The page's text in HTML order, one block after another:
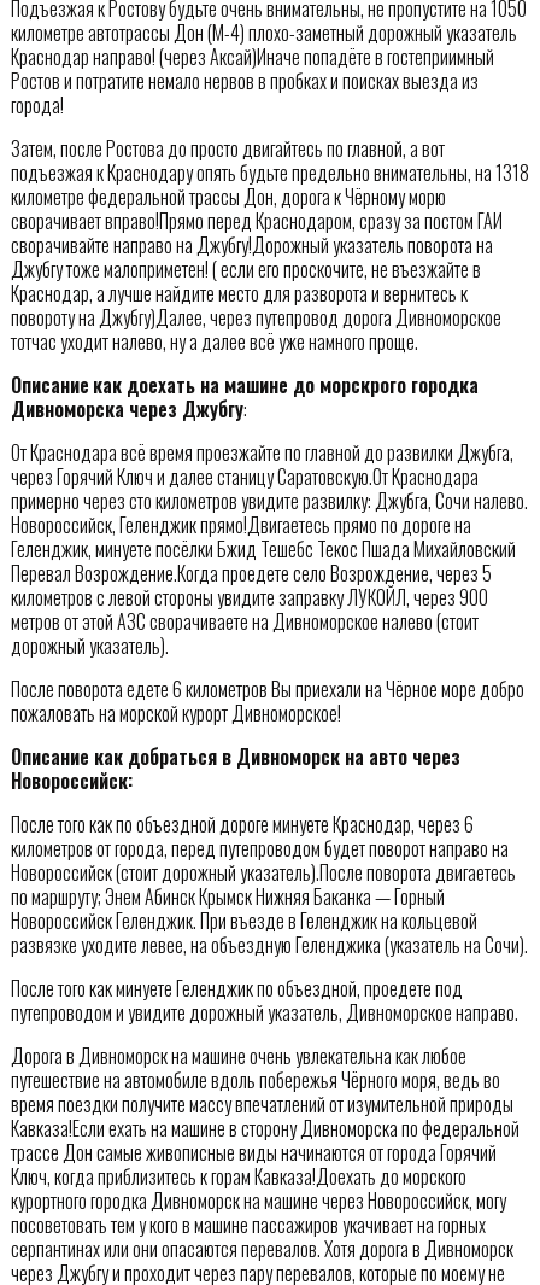
Подъезжая к Ростову будьте очень внимательны, не пропустите на 1050
километре автотрассы Дон (М-4) плохо-заметный дорожный указатель
Краснодар направо! (через Аксай)Иначе попадёте в гостеприимный
Ростов и потратите немало нервов в пробках и поисках выезда из
города!
Затем, после Ростова до просто двигайтесь по главной, а вот
подъезжая к Краснодару опять будьте предельно внимательны, на 1318
километре федеральной трассы Дон, дорога к Чёрному морю
сворачивает вправо!Прямо перед Краснодаром, сразу за постом ГАИ
сворачивайте направо на Джубгу!Дорожный указатель поворота на
Джубгу тоже малоприметен! ( если его проскочите, не въезжайте в
Краснодар, а лучше найдите место для разворота и вернитесь к
повороту на Джубгу)Далее, через путепровод дорога Дивноморское
тотчас уходит налево, ну а далее всё уже намного проще.
Описание как доехать на машине до морскрого городка
Дивноморска через Джубгу:
От Краснодара всё время проезжайте по главной до развилки Джубга,
через Горячий Ключ и далее станицу Саратовскую.От Краснодара
примерно через сто километров увидите развилку: Джубга, Сочи налево.
Новороссийск, Геленджик прямо!Двигаетесь прямо по дороге на
Геленджик, минуете посёлки Бжид Тешебс Текос Пшада Михайловский
Перевал Возрождение.Когда проедете село Возрождение, через 5
километров с левой стороны увидите заправку ЛУКОЙЛ, через 900
метров от этой АЗС сворачиваете на Дивноморское налево (стоит
дорожный указатель).
После поворота едете 6 километров Вы приехали на Чёрное море добро
пожаловать на морской курорт Дивноморское!
Описание как добраться в Дивноморск на авто через
Новороссийск:
После того как по объездной дороге минуете Краснодар, через 6
километров от города, перед путепроводом будет поворот направо на
Новороссийск (стоит дорожный указатель).После поворота двигаетесь
по маршруту; Энем Абинск Крымск Нижняя Баканка — Горный
Новороссийск Геленджик. При въезде в Геленджик на кольцевой
развязке уходите левее, на объездную Геленджика (указатель на Сочи).
После того как минуете Геленджик по объездной, проедете под
путепроводом и увидите дорожный указатель, Дивноморское направо.
Дорога в Дивноморск на машине очень увлекательна как любое
путешествие на автомобиле вдоль побережья Чёрного моря, ведь во
время поездки получите массу впечатлений от изумительной природы
Кавказа!Если ехать на машине в сторону Дивноморска по федеральной
трассе Дон самые живописные виды начинаются от города Горячий
Ключ, когда приблизитесь к горам Кавказа!Доехать до морского
курортного городка Дивноморск на машине через Новороссийск, могу
посоветовать тем у кого в машине пассажиров укачивает на горных
серпантинах или они опасаются перевалов. Хотя дорога в Дивноморск
через Джубгу и проходит через пару перевалов, которые по моему не